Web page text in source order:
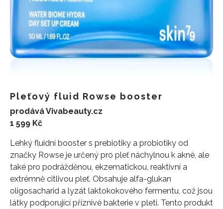
Pleťový fluid Rowse booster
prodává Vivabeauty.cz
1 599 Kč
Lehký fluidní booster s prebiotiky a probiotiky od
značky Rowse je určený pro pleť náchylnou k akné, ale
také pro podrážděnou, ekzematickou, reaktivní a
extrémně citlivou pleť. Obsahuje alfa-glukan
oligosacharid a lyzát laktokokového fermentu, což jsou
látky podporující příznivé bakterie v pleti. Tento produkt